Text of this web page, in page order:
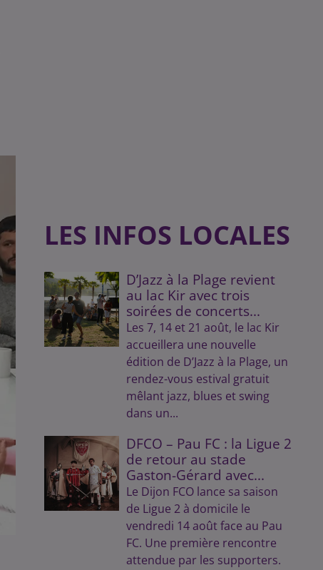
LES INFOS LOCALES
D’Jazz à la Plage revient
au lac Kir avec trois
soirées de concerts...
Les 7, 14 et 21 août, le lac Kir
accueillera une nouvelle
édition de D’Jazz à la Plage, un
rendez-vous estival gratuit
mêlant jazz, blues et swing
dans un...
DFCO – Pau FC : la Ligue 2
de retour au stade
Gaston-Gérard avec...
Le Dijon FCO lance sa saison
de Ligue 2 à domicile le
vendredi 14 août face au Pau
FC. Une première rencontre
attendue par les supporters.